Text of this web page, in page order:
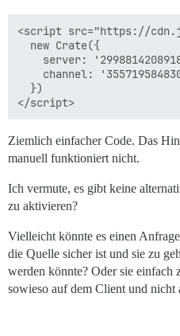
<script src="https://
  new Crate({
server:
channel:
  })
Ziemlich einfacher Code. Das
manuell funktioniert nicht.
Ich vermute, es gibt keine
zu aktivieren?
Vielleicht könnte es einen
die Quelle sicher ist und sie zu
werden könnte? Oder sie einfach
sowieso auf dem Client und nicht